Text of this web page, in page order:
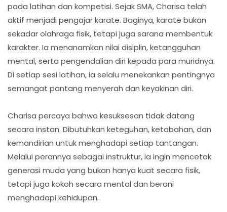
pada latihan dan kompetisi. Sejak SMA, Charisa telah
aktif menjadi pengajar karate. Baginya, karate bukan
sekadar olahraga fisik, tetapi juga sarana membentuk
karakter. Ia menanamkan nilai disiplin, ketangguhan
mental, serta pengendalian diri kepada para muridnya.
Di setiap sesi latihan, ia selalu menekankan pentingnya
semangat pantang menyerah dan keyakinan diri.
Charisa percaya bahwa kesuksesan tidak datang
secara instan. Dibutuhkan keteguhan, ketabahan, dan
kemandirian untuk menghadapi setiap tantangan.
Melalui perannya sebagai instruktur, ia ingin mencetak
generasi muda yang bukan hanya kuat secara fisik,
tetapi juga kokoh secara mental dan berani
menghadapi kehidupan.